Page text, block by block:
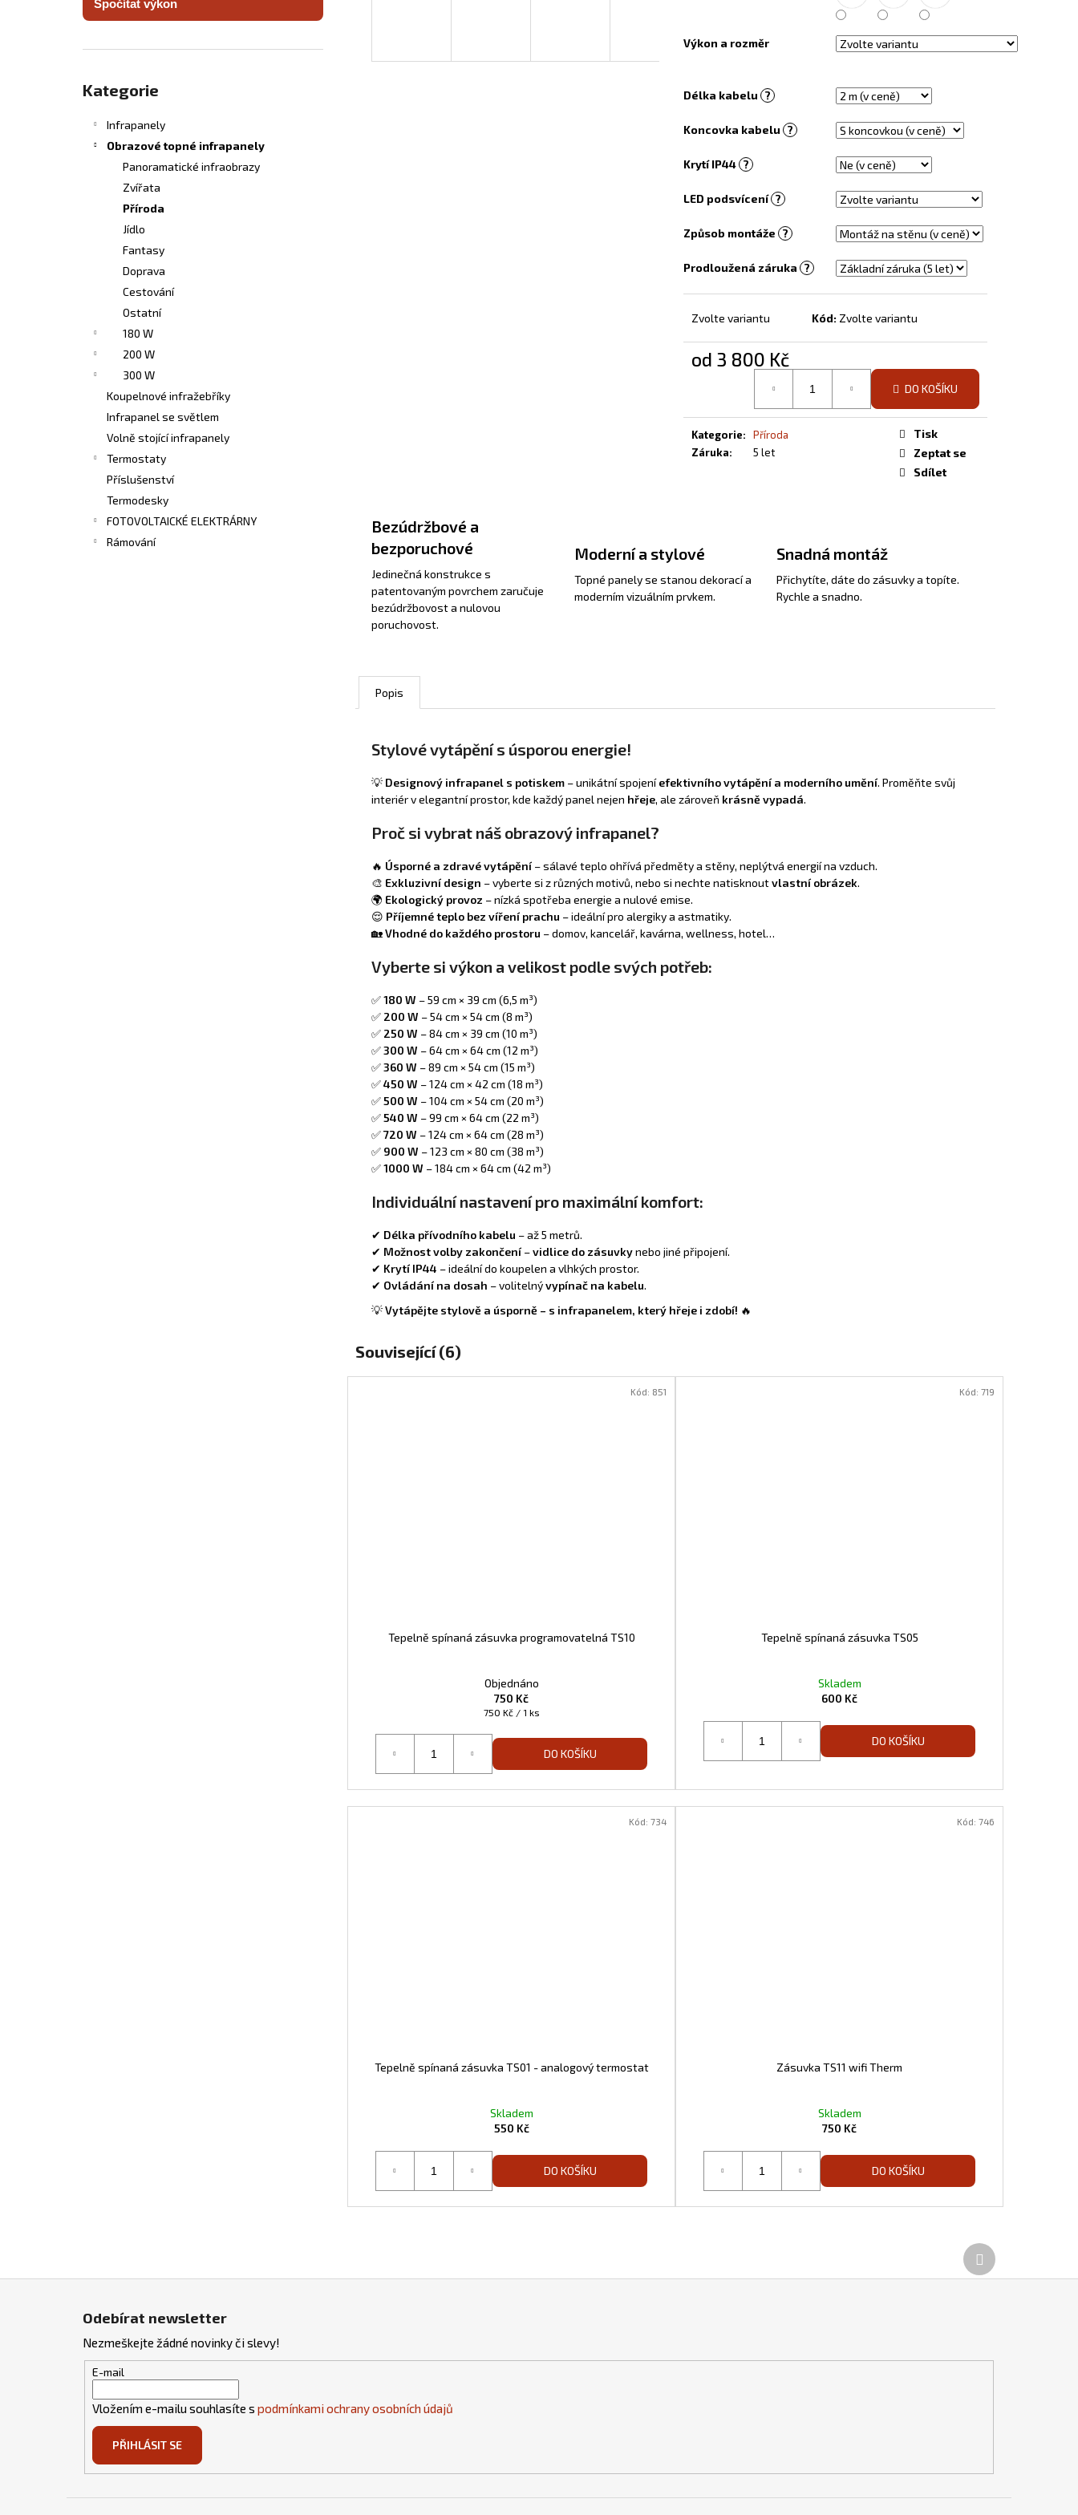
Spočítat výkon
kategorie
Kategorie
Infrapanely
Obrazové topné infrapanely
Panoramatické infraobrazy
Zvířata
Příroda
Jídlo
Fantasy
Doprava
Cestování
Ostatní
180 W
200 W
300 W
Koupelnové infražebříky
Infrapanel se světlem
Volně stojící infrapanely
Termostaty
Příslušenství
Termodesky
FOTOVOLTAICKÉ ELEKTRÁRNY
Rámování
Výkon a rozměr
Délka kabelu ?
Koncovka kabelu ?
Krytí IP44 ?
LED podsvícení ?
Způsob montáže ?
Prodloužená záruka ?
Zvolte variantu Kód: Zvolte variantu
od 3 800 Kč
DO KOŠÍKU
Kategorie:
Příroda
Záruka: 5 let
Tisk
Zeptat se
Sdílet
Bezúdržbové a
bezporuchové
Jedinečná konstrukce s
patentovaným povrchem zaručuje
bezúdržbovost a nulovou
poruchovost.
Moderní a stylové
Topné panely se stanou dekorací a
moderním vizuálním prvkem.
Snadná montáž
Přichytíte, dáte do zásuvky a topíte.
Rychle a snadno.
Popis
Stylové vytápění s úsporou energie!
💡 Designový infrapanel s potiskem – unikátní spojeníefektivního vytápění a moderního umění. Proměňte svůj
interiér v elegantní prostor, kde každý panel nejen hřeje, ale zároveň krásně vypadá.
Proč si vybrat náš obrazový infrapanel?
🔥 Úsporné a zdravé vytápění – sálavé teplo ohřívá předměty a stěny, neplýtvá energií na vzduch.
🎨 Exkluzivní design – vyberte si z různých motivů, nebo si nechte natisknoutvlastní obrázek.
🌍 Ekologický provoz – nízká spotřeba energie a nulové emise.
😌 Příjemné teplo bez víření prachu – ideální pro alergiky a astmatiky.
🏡Vhodné do každého prostoru – domov, kancelář, kavárna, wellness, hotel…
Vyberte si výkon a velikost podle svých potřeb:
✅180 W – 59 cm × 39 cm (6,5 m³)
✅ 200 W – 54 cm × 54 cm (8 m³)
✅ 250 W – 84 cm × 39 cm (10 m³)
✅300 W – 64 cm × 64 cm (12 m³)
✅360 W – 89 cm × 54 cm (15 m³)
✅450 W – 124 cm × 42 cm (18 m³)
✅500 W – 104 cm × 54 cm (20 m³)
✅540 W – 99 cm × 64 cm (22 m³)
✅720 W – 124 cm × 64 cm (28 m³)
✅ 900 W – 123 cm × 80 cm (38 m³)
✅1000 W – 184 cm × 64 cm (42 m³)
Individuální nastavení pro maximální komfort:
✔ Délka přívodního kabelu – až 5 metrů.
✔ Možnost volby zakončení –vidlice do zásuvkynebo jiné připojení.
✔ Krytí IP44 – ideální do koupelen a vlhkých prostor.
✔ Ovládání na dosah – volitelnývypínač na kabelu.
💡Vytápějte stylově a úsporně – s infrapanelem, který hřeje i zdobí! 🔥
Související (6)
Tepelně spínaná zásuvka programovatelná TS10
Objednáno
750 Kč
Měrná
750 Kč / 1 ks
DO KOŠÍKU
Kód: 851
Tepelně spínaná zásuvka TS05
Skladem
600 Kč
DO KOŠÍKU
Kód: 719
Tepelně spínaná zásuvka TS01 - analogový termostat
Skladem
550 Kč
DO KOŠÍKU
Kód: 734
Zásuvka TS11 wifi Therm
Skladem
750 Kč
DO KOŠÍKU
Kód: 746
Další
produkt
INFRASVĚTLO
TOPNÝ INFRAPANEL S OBRAZEM - 138
Odebírat newsletter
Nezmeškejte žádné novinky či slevy!
E-mail
Vložením e-mailu souhlasíte s podmínkami ochrany osobních údajů
PŘIHLÁSIT SE